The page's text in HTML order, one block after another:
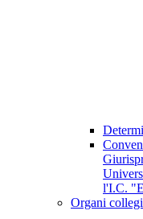
l'I.C.
Organi